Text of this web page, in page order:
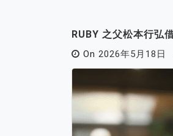
RUBY 之父松本行弘
On 2026年5月18日